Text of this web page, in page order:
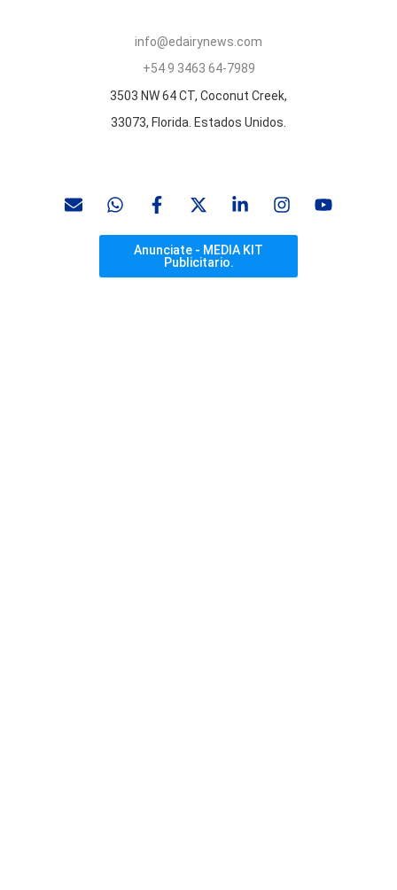
info@edairynews.com
+54 9 3463 64-7989
3503 NW 64 CT, Coconut Creek,
33073, Florida. Estados Unidos.
Anunciate - MEDIA KIT
Publicitario.